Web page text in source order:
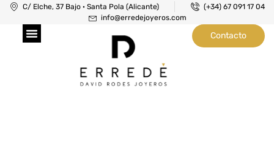
C/ Elche, 37 Bajo · Santa Pola (Alicante)
(+34) 67 091 17 04
info@erredejoyeros.com
Contacto